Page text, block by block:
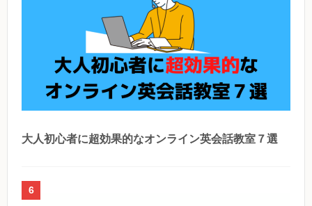
大人初心者に超効果的なオンライン英会話教室７選
6